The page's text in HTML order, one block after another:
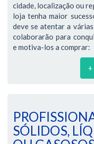
cidade, localização ou
loja tenha maior
deve se atentar a
colaborarão para
e motiva-los a comprar:
SÓLIDOS,